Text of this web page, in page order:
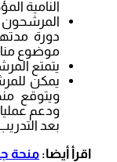
النامية
المرشحون
دورة
موضوع
يتمتع
يمكن
ويتوقع
ودعم
بعد
اقرأ أيضا: منحة